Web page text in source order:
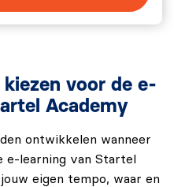
data), localStorage.
layouts maken.
layout-
en media queries.
en transities.
voor de e-
Academy
ontwikkelen wanneer
learning van Startel
eigen tempo, waar en